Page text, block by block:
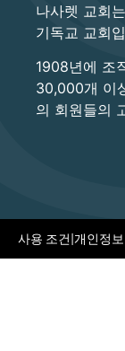
나사렛 교회
기독교 교회
1908년에 조
30,000개 이
의 회원들의
사용 조건|개인정